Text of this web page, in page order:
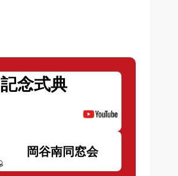
記念式典
岡谷南同窓会